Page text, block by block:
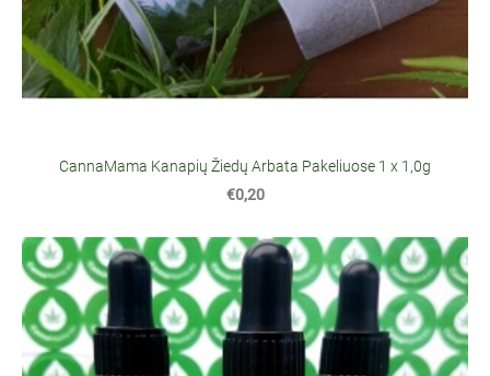
CannaMama Kanapių Žiedų Arbata Pakeliuose 1 x 1,0g
€0,20